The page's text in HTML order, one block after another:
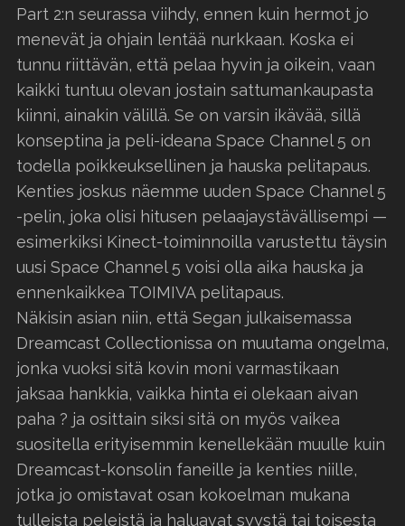
Part 2:n seurassa viihdy, ennen kuin hermot jo
menevät ja ohjain lentää nurkkaan. Koska ei
tunnu riittävän, että pelaa hyvin ja oikein, vaan
kaikki tuntuu olevan jostain sattumankaupasta
kiinni, ainakin välillä. Se on varsin ikävää, sillä
konseptina ja peli-ideana Space Channel 5 on
todella poikkeuksellinen ja hauska pelitapaus.
Kenties joskus näemme uuden Space Channel 5
-pelin, joka olisi hitusen pelaajaystävällisempi —
esimerkiksi Kinect-toiminnoilla varustettu täysin
uusi Space Channel 5 voisi olla aika hauska ja
ennenkaikkea TOIMIVA pelitapaus.
Näkisin asian niin, että Segan julkaisemassa
Dreamcast Collectionissa on muutama ongelma,
jonka vuoksi sitä kovin moni varmastikaan
jaksaa hankkia, vaikka hinta ei olekaan aivan
paha ? ja osittain siksi sitä on myös vaikea
suositella erityisemmin kenellekään muulle kuin
Dreamcast-konsolin faneille ja kenties niille,
jotka jo omistavat osan kokoelman mukana
tulleista peleistä ja haluavat syystä tai toisesta